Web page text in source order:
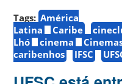
Tags: América
Latina
Caribe
Lhó
cinema
caribenhos
IFSC